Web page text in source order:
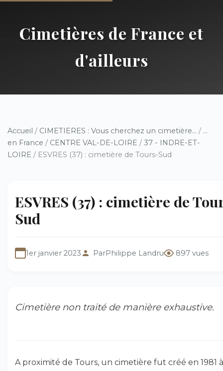
Cimetières de France et
d'ailleurs
Accueil / CIMETIERES : Vous cherchez un cimetière... / ...
en France / CENTRE VAL-DE-LOIRE / 37 - INDRE-ET-
LOIRE / ESVRES (37) : cimetière de Tours-Sud
ESVRES (37) : cimetière de
Sud
1er janvier 2023 ParPhilippe Landru 897 vues
Cimetière non traité de manière exhaustive.
A proximité de Tours, un cimetière fut créé en 1981 à